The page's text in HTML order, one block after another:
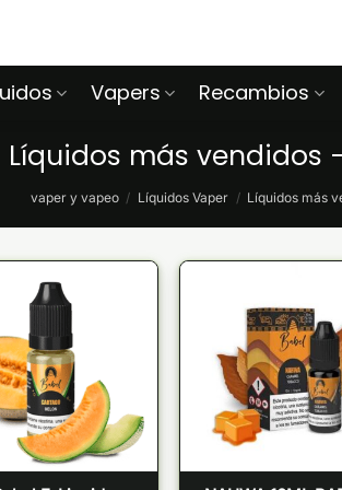
Vapers Recambios
Líquidos más vendidos
vaper y vapeo / Líquidos Vaper / Líquidos más